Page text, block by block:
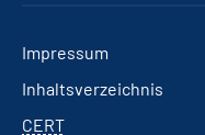
Impressum
Inhaltsverzeichnis
CERT